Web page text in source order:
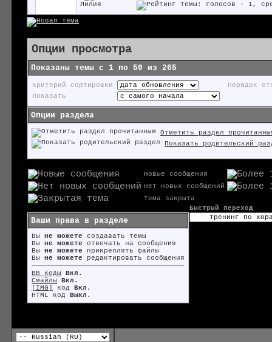
Лилия
Опции просмотра
Показаны темы с 1 по 50 из 265
Критерий сортировки
Порядок
Показать
Опции раздела
Отметить раздел
Показать родительский
Новые сообщения
Нет новых сообщений
Тема закрыта
Ваши права в разделе
Вы не можете создавать темы
Вы не можете отвечать на сообщения
Вы не можете прикреплять файлы
Вы не можете редактировать сообщения
BB коды
Вкл.
Смайлы
Вкл.
[IMG]
код Вкл.
HTML код Выкл.
Быстрый переход